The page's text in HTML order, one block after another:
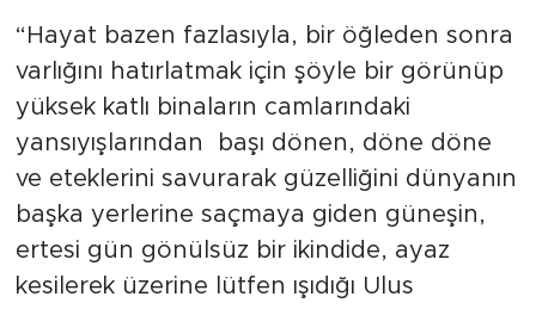
“Hayat bazen fazlasıyla, bir öğleden sonra
varlığını hatırlatmak için şöyle bir görünüp
yüksek katlı binaların camlarındaki
yansıyışlarından başı dönen, döne döne
ve eteklerini savurarak güzelliğini dünyanın
başka yerlerine saçmaya giden güneşin,
ertesi gün gönülsüz bir ikindide, ayaz
kesilerek üzerine lütfen ışıdığı Ulus
Sanat
Bölge
Teknoloji
Magazin
Dünya